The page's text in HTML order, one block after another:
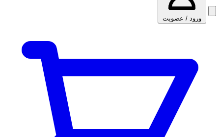
ورود / عضویت